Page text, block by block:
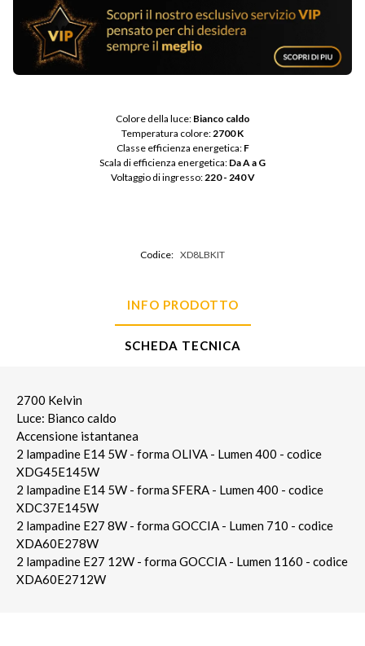
Colore della luce: Bianco caldo
Temperatura colore: 2700 K
Classe efficienza energetica: F
Scala di efficienza energetica: Da A a G
Voltaggio di ingresso: 220 - 240 V
Codice: XD8LBKIT
INFO PRODOTTO
SCHEDA TECNICA
2700 Kelvin
Luce: Bianco caldo
Accensione istantanea
2 lampadine E14 5W - forma OLIVA - Lumen 400 - codice
XDG45E145W
2 lampadine E14 5W - forma SFERA - Lumen 400 - codice
XDC37E145W
2 lampadine E27 8W - forma GOCCIA - Lumen 710 - codice
XDA60E278W
2 lampadine E27 12W - forma GOCCIA - Lumen 1160 - codice
XDA60E2712W